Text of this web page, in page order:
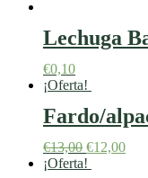
Lechuga
€0,10
¡Oferta!
Fardo/
€13,00 €12,00
¡Oferta!